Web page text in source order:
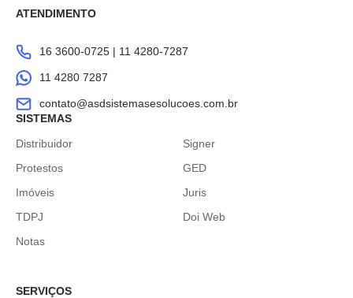
ATENDIMENTO
16 3600-0725 | 11 4280-7287
11 4280 7287
contato@asdsistemasesolucoes.com.br
SISTEMAS
Distribuidor
Protestos
Imóveis
TDPJ
Notas
Signer
GED
Juris
Doi Web
SERVIÇOS